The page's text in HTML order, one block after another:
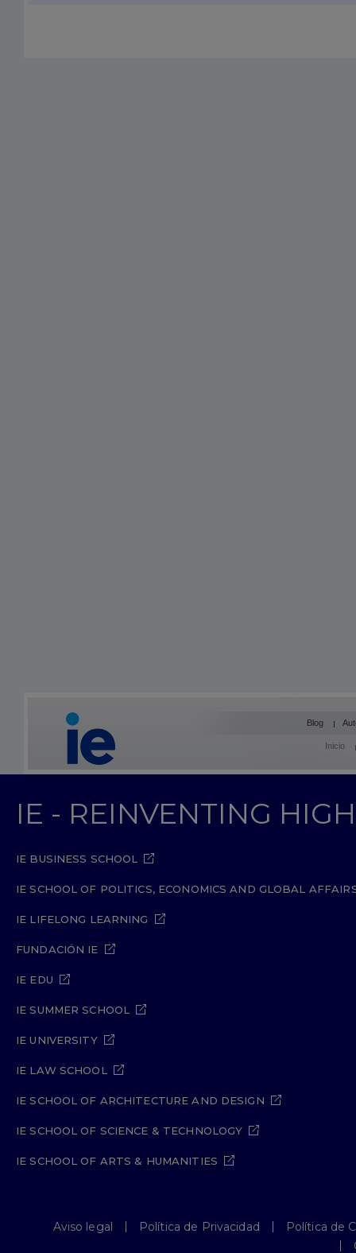
Blog
Inicio
IE - REINVENTING
IE BUSINESS SCHOOL
IE SCHOOL OF POLITICS, ECONOMICS AND GLOBAL
IE LIFELONG LEARNING
FUNDACIÓN IE
IE EDU
IE SUMMER SCHOOL
IE UNIVERSITY
IE LAW SCHOOL
IE SCHOOL OF ARCHITECTURE AND DESIGN
IE SCHOOL OF SCIENCE & TECHNOLOGY
IE SCHOOL OF ARTS & HUMANITIES
Aviso legal Política de Privacidad
Política de